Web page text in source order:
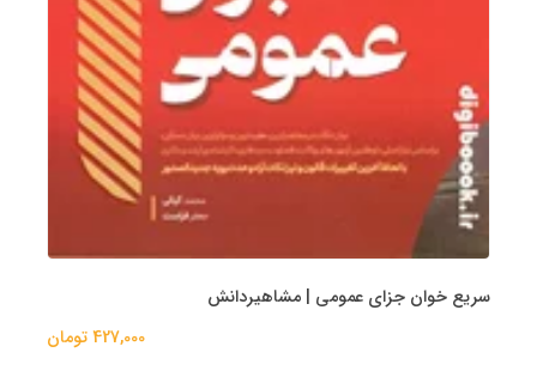
سریع خوان جزای عمومی | مشاهیردانش
427,000 تومان